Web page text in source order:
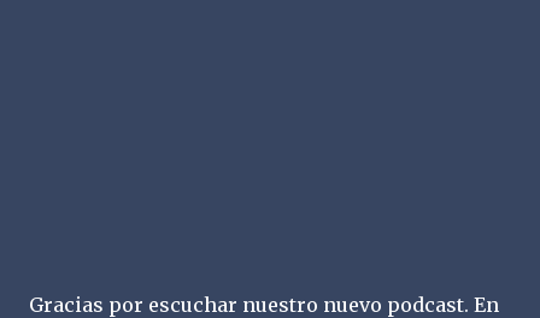
Gracias por escuchar nuestro nuevo podcast. En